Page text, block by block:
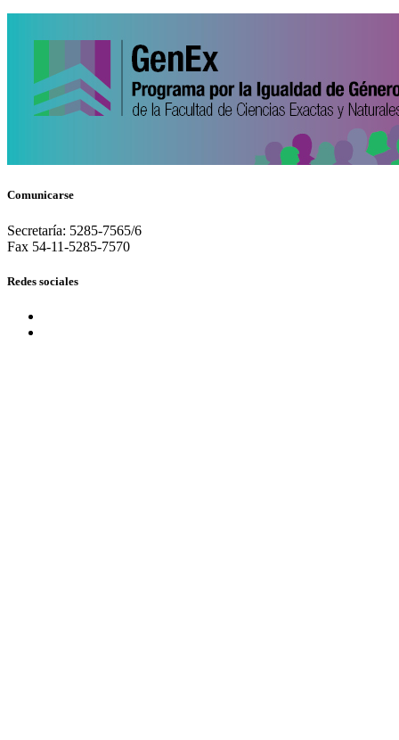
Comunicarse
Secretaría: 5285-7565/6
Fax 54-11-5285-7570
Redes sociales